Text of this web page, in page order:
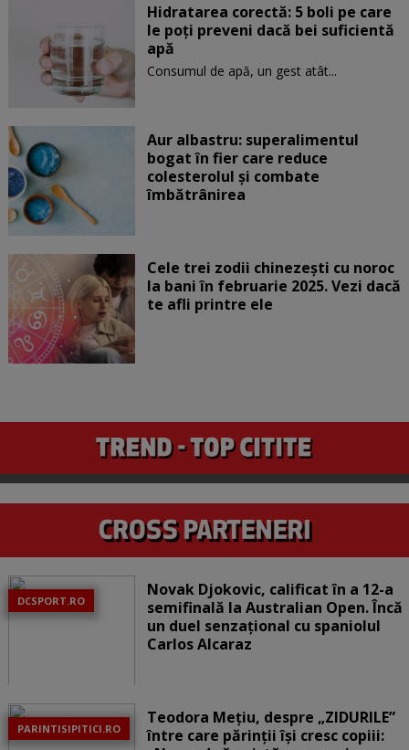
Hidratarea corectă: 5 boli pe care
le poți preveni dacă bei suficientă
apă
Consumul de apă, un gest atât...
Aur albastru: superalimentul
bogat în fier care reduce
colesterolul și combate
îmbătrânirea
Cele trei zodii chinezești cu noroc
la bani în februarie 2025. Vezi dacă
te afli printre ele
DCSPORT.RO
Novak Djokovic, calificat în a 12-a
semifinală la Australian Open. Încă
un duel senzațional cu spaniolul
Carlos Alcaraz
PARINTISIPITICI.RO
Teodora Mețiu, despre „ZIDURILE”
între care părinții își cresc copiii: